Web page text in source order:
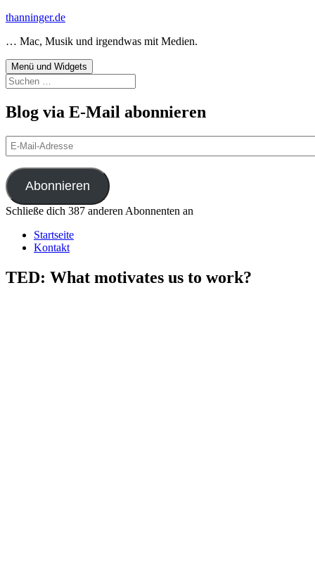
Zum
springen
thanninger.de
… Mac, Musik und irgendwas mit Medien.
Menü und Widgets
Suchen
nach:
Blog via E-Mail abonnieren
E-
Mail-
Adresse
Abonnieren
Schließe dich 387 anderen Abonnenten an
Startseite
Kontakt
TED: What motivates us to work?